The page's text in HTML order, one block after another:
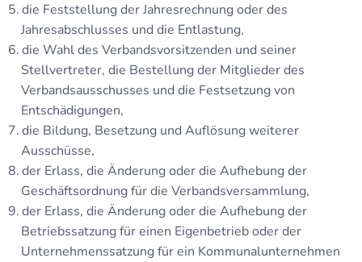
die Feststellung der Jahresrechnung oder des
Jahresabschlusses und die Entlastung,
die Wahl des Verbandsvorsitzenden und seiner
Stellvertreter, die Bestellung der Mitglieder des
Verbandsausschusses und die Festsetzung von
Entschädigungen,
die Bildung, Besetzung und Auflösung weiterer
Ausschüsse,
der Erlass, die Änderung oder die Aufhebung der
Geschäftsordnung für die Verbandsversammlung,
der Erlass, die Änderung oder die Aufhebung der
Betriebssatzung für einen Eigenbetrieb oder der
Unternehmenssatzung für ein Kommunalunternehmen